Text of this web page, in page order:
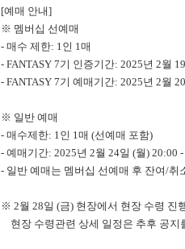
[예매 안내]
※ 멤버십 선예매
- 매수 제한: 1인 1매
- FANTASY 7기 인증기간: 2025년 2월
- FANTASY 7기 예매기간: 2025년 2월
※ 일반 예매
- 매수제한: 1인 1매 (선예매 포함)
- 예매기간: 2025년 2월 24일 (월) 20:00
- 일반 예매는 멤버십 선예매 후 잔여/취
※ 2월 28일 (금) 현장에서 현장 수령 진
현장 수령관련 상세 일정은 추후 공지